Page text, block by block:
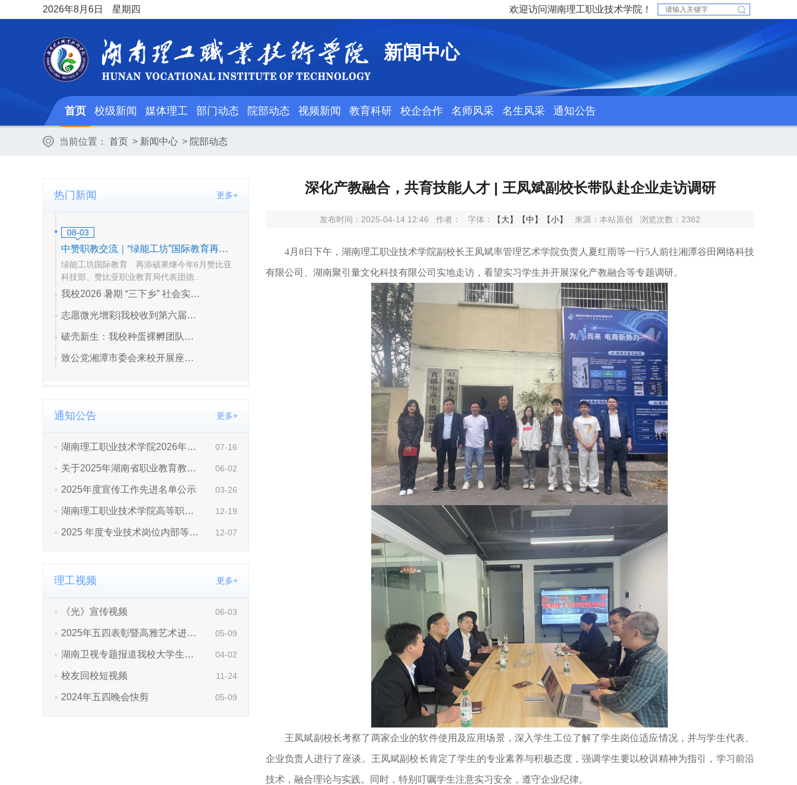
2026年8月6日 星期四 欢迎访问湖南理工职业技术学院！
新闻中心
首页 校级新闻 媒体理工 部门动态 院部动态 视频新闻 教育科研 校企合作 名师风采 名生风采 通知公告
当前位置： 首页 > 新闻中心 > 院部动态
热门新闻 更多+
通知公告 更多+
理工视频 更多+
深化产教融合，共育技能人才 | 王凤斌副校长带队赴企业走访调研
发布时间：2025-04-14 12:46 作者： 字体： 【大】 【中】 【小】 来源：本站原创 浏览次数： 2382
4月8日下午，湖南理工职业技术学院副校长王凤斌率管理艺术学院负责人夏红雨等一行5人前往湘潭谷田网络科技
有限公司、湖南聚引量文化科技有限公司实地走访，看望实习学生并开展深化产教融合等专题调研。
王凤斌副校长考察了两家企业的软件使用及应用场景，深入学生工位了解了学生岗位适应情况，并与学生代表、
企业负责人进行了座谈。王凤斌副校长肯定了学生的专业素养与积极态度，强调学生要以校训精神为指引，学习前沿
技术，融合理论与实践。同时，特别叮嘱学生注意实习安全，遵守企业纪律。